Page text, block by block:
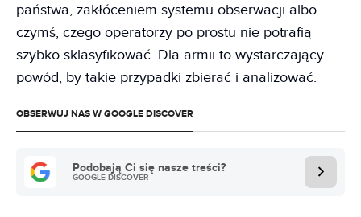
państwa, zakłóceniem systemu obserwacji albo
czymś, czego operatorzy po prostu nie potrafią
szybko sklasyfikować. Dla armii to wystarczający
powód, by takie przypadki zbierać i analizować.
OBSERWUJ NAS W GOOGLE DISCOVER
Podobają Ci się nasze treści?
GOOGLE DISCOVER